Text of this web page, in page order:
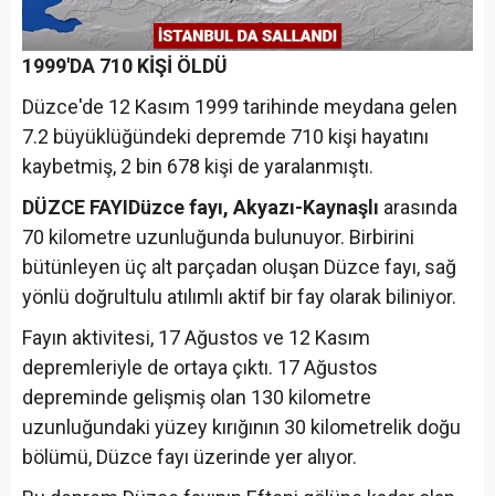
1999'DA 710 KİŞİ ÖLDÜ
Düzce'de 12 Kasım 1999 tarihinde meydana gelen
7.2 büyüklüğündeki depremde 710 kişi hayatını
kaybetmiş, 2 bin 678 kişi de yaralanmıştı.
DÜZCE FAYIDüzce fayı, Akyazı-Kaynaşlı arasında
70 kilometre uzunluğunda bulunuyor. Birbirini
bütünleyen üç alt parçadan oluşan Düzce fayı, sağ
yönlü doğrultulu atılımlı aktif bir fay olarak biliniyor.
Fayın aktivitesi, 17 Ağustos ve 12 Kasım
depremleriyle de ortaya çıktı. 17 Ağustos
depreminde gelişmiş olan 130 kilometre
uzunluğundaki yüzey kırığının 30 kilometrelik doğu
bölümü, Düzce fayı üzerinde yer alıyor.